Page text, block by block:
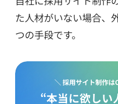
た人材がいない場合、
つの手段です。
＼ 採用サイト制作
“本当に欲しい